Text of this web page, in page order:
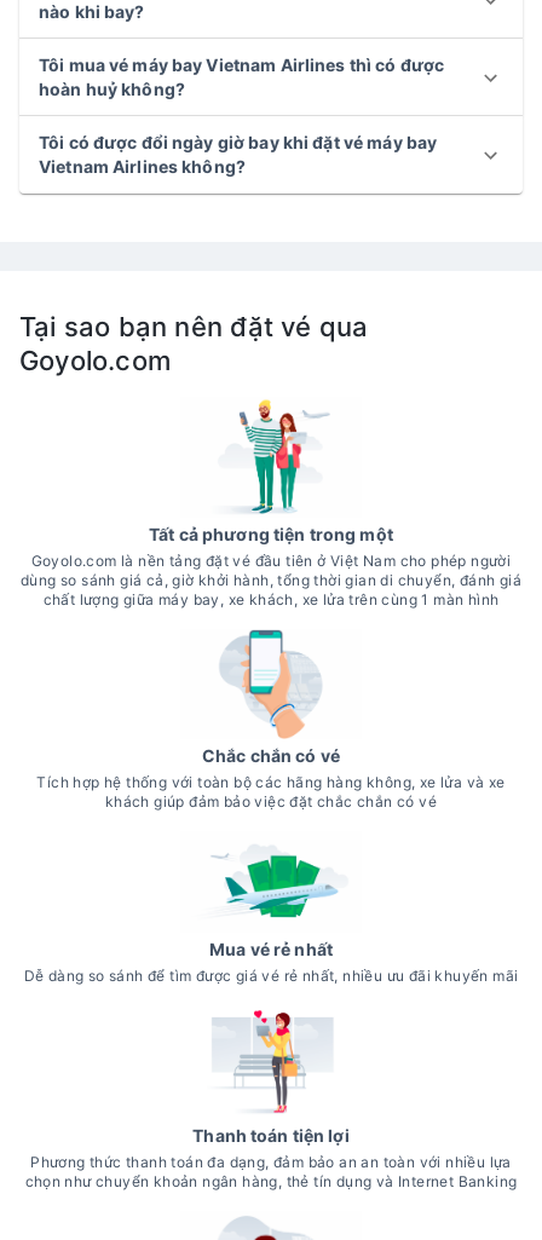
nào khi bay?
Tôi mua vé máy bay Vietnam Airlines thì có được
hoàn huỷ không?
Tôi có được đổi ngày giờ bay khi đặt vé máy bay
Vietnam Airlines không?
Tại sao bạn nên đặt vé qua
Goyolo.com
Tất cả phương tiện trong một
Goyolo.com là nền tảng đặt vé đầu tiên ở Việt Nam cho phép người
dùng so sánh giá cả, giờ khởi hành, tổng thời gian di chuyển, đánh giá
chất lượng giữa máy bay, xe khách, xe lửa trên cùng 1 màn hình
Chắc chắn có vé
Tích hợp hệ thống với toàn bộ các hãng hàng không, xe lửa và xe
khách giúp đảm bảo việc đặt chắc chắn có vé
Mua vé rẻ nhất
Dễ dàng so sánh để tìm được giá vé rẻ nhất, nhiều ưu đãi khuyến mãi
Thanh toán tiện lợi
Phương thức thanh toán đa dạng, đảm bảo an an toàn với nhiều lựa
chọn như chuyển khoản ngân hàng, thẻ tín dụng và Internet Banking